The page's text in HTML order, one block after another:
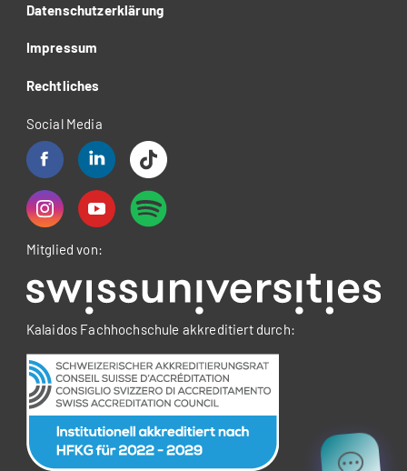
Datenschutzerklärung
Impressum
Rechtliches
Social Media
Mitglied von:
Kalaidos Fachhochschule akkreditiert durch: